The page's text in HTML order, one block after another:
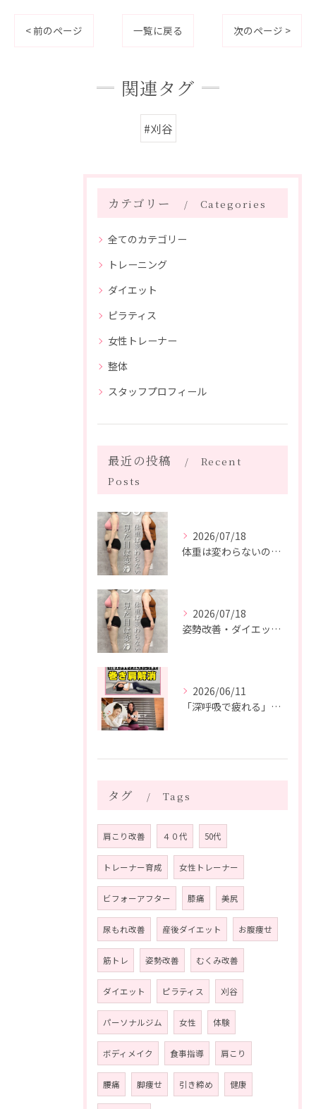
< 前のページ 一覧に戻る 次のページ >
関連タグ
#刈谷
カテゴリー Categories
全てのカテゴリー
トレーニング
ダイエット
ピラティス
女性トレーナー
整体
スタッフプロフィール
最近の投稿
Recent
Posts
2026/07/18
体重は変わらないのに、見た目は変わった。
2026/07/18
姿勢改善・ダイエット・ピラティス【５０代・M様】
2026/06/11
「深呼吸で疲れる」の、実は普通じゃありません。
タグ Tags
肩こり改善 ４０代 50代
トレーナー育成 女性トレーナー
ビフォーアフター 膝痛 美尻
尿もれ改善 産後ダイエット お腹痩せ
筋トレ 姿勢改善 むくみ改善
ダイエット ピラティス 刈谷
パーソナルジム 女性 体験
ボディメイク 食事指導 肩こり
腰痛 脚痩せ 引き締め 健康